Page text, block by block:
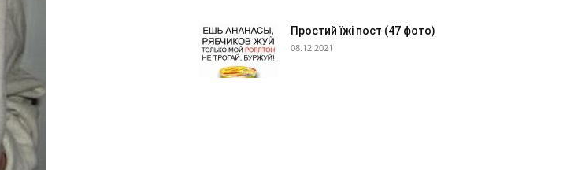
Простий їжі пост (47 фото)
08.12.2021